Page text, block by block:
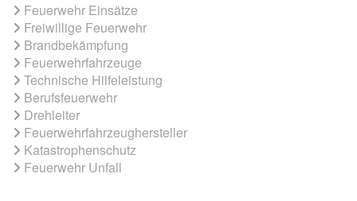
Feuerwehr Einsätze
Freiwillige Feuerwehr
Brandbekämpfung
Feuerwehrfahrzeuge
Technische Hilfeleistung
Berufsfeuerwehr
Drehleiter
Feuerwehrfahrzeughersteller
Katastrophenschutz
Feuerwehr Unfall